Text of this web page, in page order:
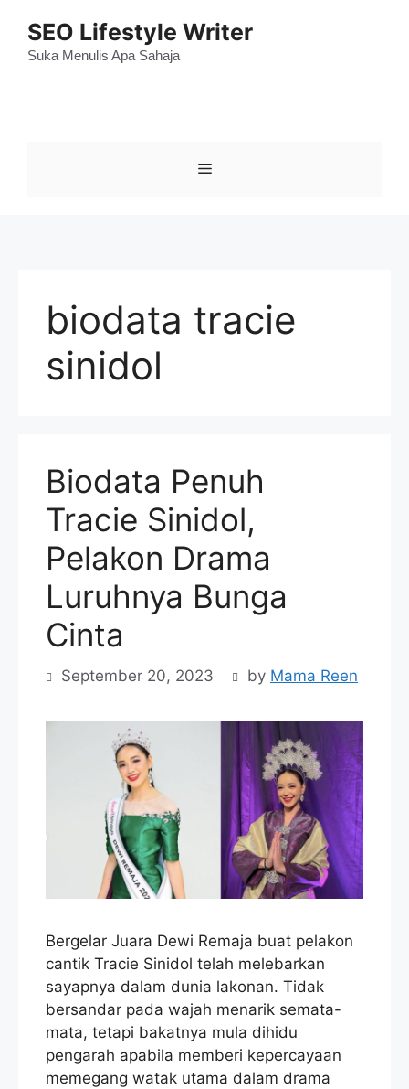
content
SEO Lifestyle Writer
Suka Menulis Apa Sahaja
Menu
biodata tracie
sinidol
Biodata Penuh
Tracie Sinidol,
Pelakon Drama
Luruhnya Bunga
Cinta
September 20, 2023 by Mama Reen
Bergelar Juara Dewi Remaja buat pelakon
cantik Tracie Sinidol telah melebarkan
sayapnya dalam dunia lakonan. Tidak
bersandar pada wajah menarik semata-
mata, tetapi bakatnya mula dihidu
pengarah apabila memberi kepercayaan
memegang watak utama dalam drama